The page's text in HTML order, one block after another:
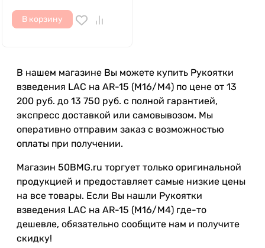
В корзину
В нашем магазине Вы можете купить Рукоятки
взведения LAC на AR-15 (M16/M4) по цене от 13
200 руб. до 13 750 руб. с полной гарантией,
экспресс доставкой или самовывозом. Мы
оперативно отправим заказ с возможностью
оплаты при получении.
Магазин 50BMG.ru торгует только оригинальной
продукцией и предоставляет самые низкие цены
на все товары. Если Вы нашли Рукоятки
взведения LAC на AR-15 (M16/M4) где-то
дешевле, обязательно сообщите нам и получите
скидку!